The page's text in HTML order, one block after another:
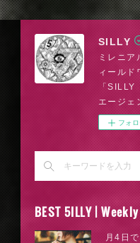
SILLY
ミレニア
ィールド
「SILLY
エージェ
フォロ
BEST 5ILLY | Weekly
月4日